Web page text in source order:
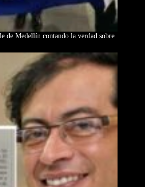
de Medellín contando la verdad sobre